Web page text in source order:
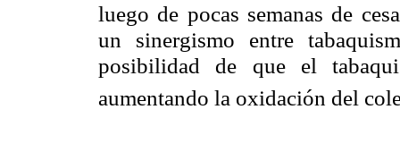
luego de pocas semanas de
un sinergismo entre
posibilidad de que el
aumentando la oxidación del